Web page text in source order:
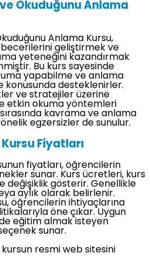
Okuduğunu Anlama
Anlama Kursu,
geliştirmek ve
yeteneğini kazandırmak
Bu kurs sayesinde
yapabilme ve anlama
konusunda desteklenirler.
ve stratejiler üzerine
etkin okuma yöntemleri
kavrama ve anlama
egzersizler de sunulur.
Kursu Fiyatları
fiyatları, öğrencilerin
sunar. Kurs ücretleri, kurs
değişiklik gösterir. Genellikle
aylık olarak belirlenir.
öğrencilerin ihtiyaçlarına
öne çıkar. Uygun
eğitim almak isteyen
sunar.
resmi web sitesini